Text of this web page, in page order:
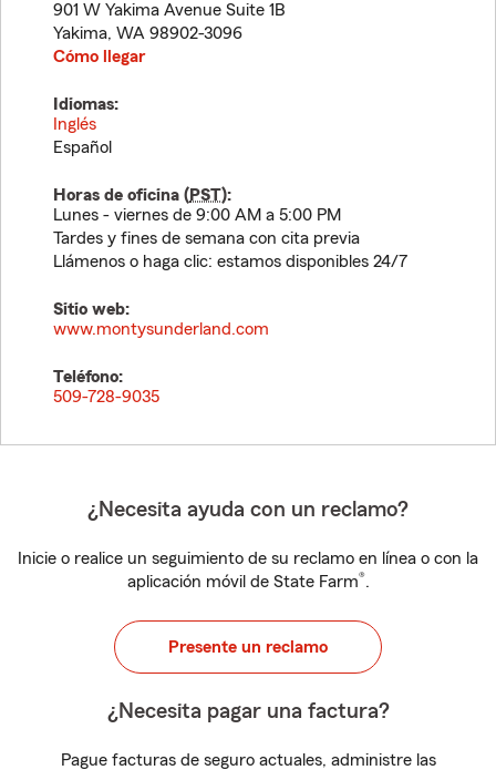
901 W Yakima Avenue Suite 1B
Yakima, WA 98902-3096
Cómo llegar
Idiomas:
Inglés
Español
Horas de oficina (PST):
Lunes - viernes de 9:00 AM a 5:00 PM
Tardes y fines de semana con cita previa
Llámenos o haga clic: estamos disponibles 24/7
Sitio web:
www.montysunderland.com
Teléfono:
509-728-9035
¿Necesita ayuda con un reclamo?
Inicie o realice un seguimiento de su reclamo en línea o con la
aplicación móvil de State Farm®.
Presente un reclamo
¿Necesita pagar una factura?
Pague facturas de seguro actuales, administre las